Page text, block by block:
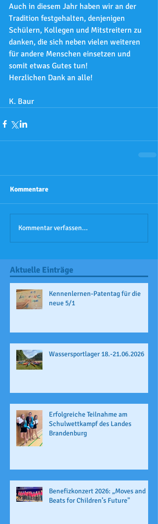
Auch in diesem Jahr haben wir an der
Tradition festgehalten, denjenigen
Schülern, Kollegen und Mitstreitern zu
danken, die sich neben vielen weiteren
für andere Menschen einsetzen und
somit etwas Gutes tun!
Herzlichen Dank an alle!
K. Baur
Kommentare
Kommentar verfassen...
Aktuelle Einträge
Kennenlernen-Patentag für die
neue 5/1
Wassersportlager 18.-21.06.2026
Erfolgreiche Teilnahme am
Schulwettkampf des Landes
Brandenburg
Benefizkonzert 2026: „Moves and
Beats for Children’s Future"